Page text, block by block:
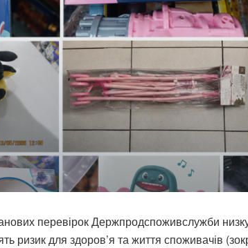
перевірок Держпродспоживслужби
ризик для здоров’я та життя споживачів